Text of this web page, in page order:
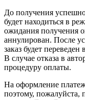
До получения
будет находиться в
ожидания получения
аннулирован. После
заказ будет
В случае отказа в
процедуру оплаты.
На оформление
поэтому, пожалуйста,